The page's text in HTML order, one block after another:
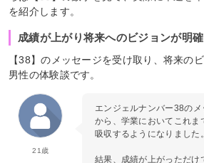
を紹介します。
成績が上がり将来へのビジョンが明
【38】のメッセージを受け取り、将来の
男性の体験談です。
21歳
エンジェルナンバー38の
から、学業においてこれま
吸収するようになりました。
結果、成績が上がっただけ